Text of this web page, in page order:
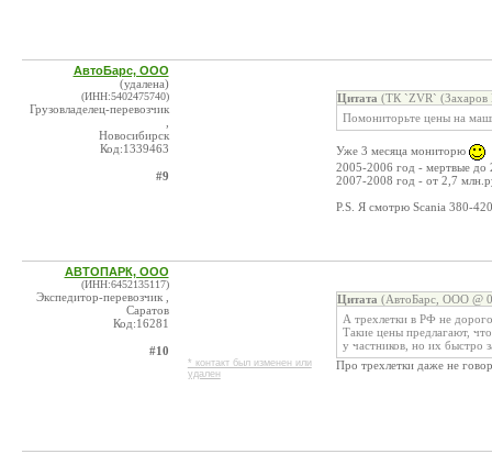
АвтоБарс, ООО
(удалена)
(ИНН:5402475740)
Грузовладелец-перевозчик
Новосибирск
Код:1339463
#9
Цитата (ТК `ZVR` (Захаров
Помониторьте цены на
Уже 3 месяца мониторю
2005-2006 год - мертвые до
2007-2008 год - от 2,7
P.S. Я смотрю Scania 380-
АВТОПАРК, ООО
(ИНН:6452135117)
Экспедитор-перевозчик ,
Саратов
Код:16281
#10
* контакт был изменен или
удален
Цитата (АвтоБарс, ООО @
А трехлетки в РФ не
Такие цены предлагают,
у частников, но их быстро
Про трехлетки даже не